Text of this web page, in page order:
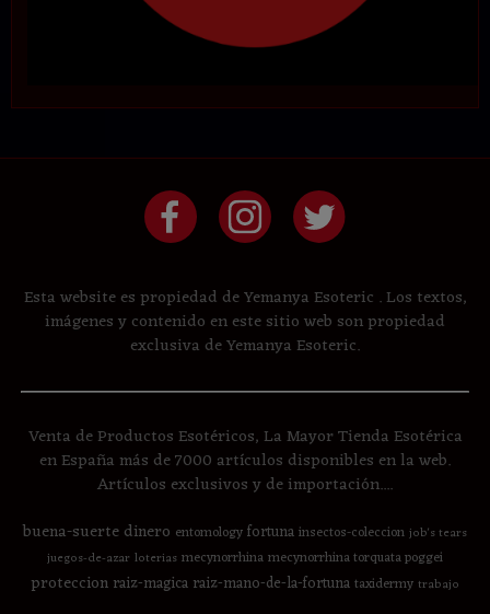
Esta website es propiedad de Yemanya Esoteric . Los textos,
imágenes y contenido en este sitio web son propiedad
exclusiva de Yemanya Esoteric.
Venta de Productos Esotéricos, La Mayor Tienda Esotérica
en España más de 7000 artículos disponibles en la web.
Artículos exclusivos y de importación....
buena-suertedinero entomologyfortunainsectos-coleccion job's tears
juegos-de-azar loterias mecynorrhinamecynorrhina torquata poggei
proteccion raiz-magica raiz-mano-de-la-fortunataxidermy trabajo